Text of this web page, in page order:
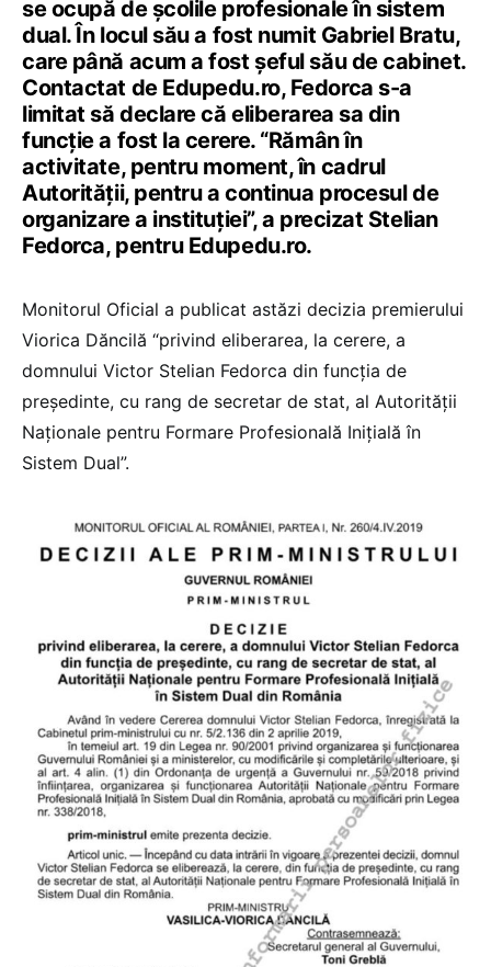
se ocupă de școlile profesionale în sistem
dual. În locul său a fost numit Gabriel Bratu,
care până acum a fost șeful său de cabinet.
Contactat de Edupedu.ro, Fedorca s-a
limitat să declare că eliberarea sa din
funcție a fost la cerere. “Rămân în
activitate, pentru moment, în cadrul
Autorității, pentru a continua procesul de
organizare a instituției”, a precizat Stelian
Fedorca, pentru Edupedu.ro.
Monitorul Oficial a publicat astăzi decizia premierului
Viorica Dăncilă “privind eliberarea, la cerere, a
domnului Victor Stelian Fedorca din funcția de
președinte, cu rang de secretar de stat, al Autorității
Naționale pentru Formare Profesională Inițială în
Sistem Dual”.